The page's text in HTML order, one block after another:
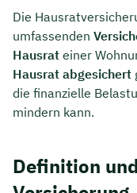
Die
umfassenden
Hausrat einer
Hausrat abgesichert
die finanzielle
mindern kann.
Definition